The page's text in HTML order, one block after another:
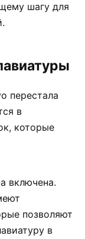
шагу для
перестала
в
которые
включена.
позволяют
в